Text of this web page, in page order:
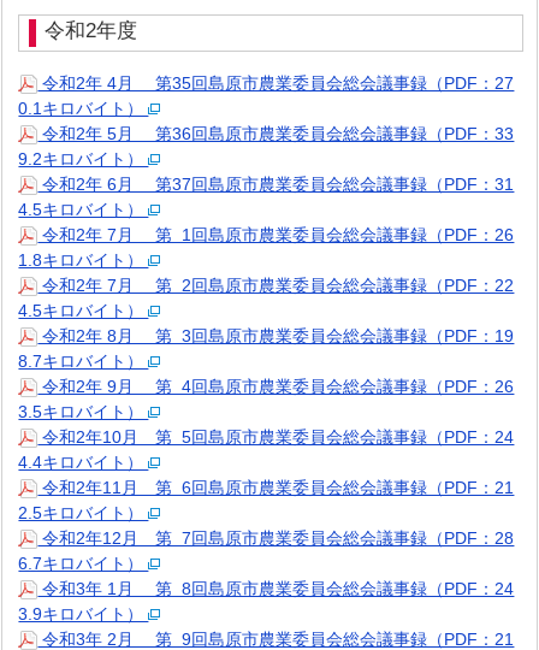
令和2年度
令和2年 4月 第35回島原市農業委員会総会議事録（PDF：27
0.1キロバイト）
令和2年 5月 第36回島原市農業委員会総会議事録（PDF：33
9.2キロバイト）
令和2年 6月 第37回島原市農業委員会総会議事録（PDF：31
4.5キロバイト）
令和2年 7月 第 1回島原市農業委員会総会議事録（PDF：26
1.8キロバイト）
令和2年 7月 第 2回島原市農業委員会総会議事録（PDF：22
4.5キロバイト）
令和2年 8月 第 3回島原市農業委員会総会議事録（PDF：19
8.7キロバイト）
令和2年 9月 第 4回島原市農業委員会総会議事録（PDF：26
3.5キロバイト）
令和2年10月 第 5回島原市農業委員会総会議事録（PDF：24
4.4キロバイト）
令和2年11月 第 6回島原市農業委員会総会議事録（PDF：21
2.5キロバイト）
令和2年12月 第 7回島原市農業委員会総会議事録（PDF：28
6.7キロバイト）
令和3年 1月 第 8回島原市農業委員会総会議事録（PDF：24
3.9キロバイト）
令和3年 2月 第 9回島原市農業委員会総会議事録（PDF：21